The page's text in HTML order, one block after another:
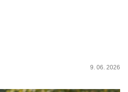
9. 06. 2026